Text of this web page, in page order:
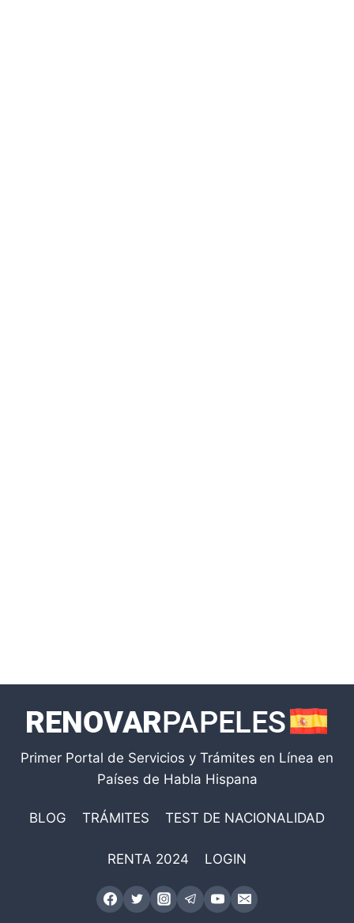
Primer Portal de Servicios y Trámites en Línea en
Países de Habla Hispana
BLOG TRÁMITES TEST DE NACIONALIDAD
RENTA 2024 LOGIN